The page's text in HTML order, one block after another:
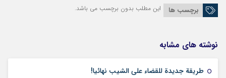
برچسب ها این مطلب بدون برچسب می باشد.
نوشته های مشابه
طريقة جديدة للقضاء على الشيب نهائيا!